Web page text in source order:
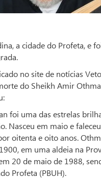
a cidade do Profeta, e
no site de notícias
do Sheikh Amir
foi uma das estrelas
Nasceu em maio e
oitenta e oito anos.
em uma aldeia na
20 de maio de 1988,
Profeta (PBUH).